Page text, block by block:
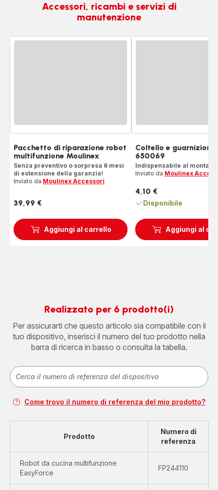
Accessori, ricambi e servizi di
manutenzione
Aggiungi al carrello
Pacchetto di riparazione robot
multifunzione Moulinex
Senza preventivo o sorpresa 6 mesi
di estensione della garanzia!
Inviato da Moulinex Accessori
Prezzo
39,99 €
Aggiungi al
Coltello e guarnizione
650069
Indispensabile al
Inviato da Moulinex
Prezzo
4,10 €
Disponibile
Realizzato per 6 prodotto(i)
Per assicurarti che questo articolo sia compatibile con il
tuo dispositivo, inserisci il numero del tuo prodotto nella
barra di ricerca in basso o consulta la tabella.
Come trovo il numero di referenza del mio prodotto?
Prodotto
Numero di
referenza
Robot da cucina multifunzione
EasyForce
FP244110